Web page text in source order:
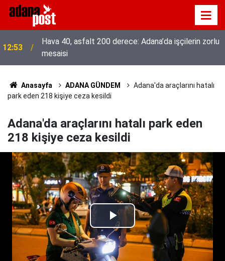
12:53
Hava 40, asfalt 200 derece: Adana’da işçilerin zorlu
mesaisi
Anasayfa ADANA GÜNDEM
Adana'da araçlarını hatalı
park eden 218 kişiye ceza kesildi
Adana'da araçlarını hatalı park eden
218 kişiye ceza kesildi
Play
Video